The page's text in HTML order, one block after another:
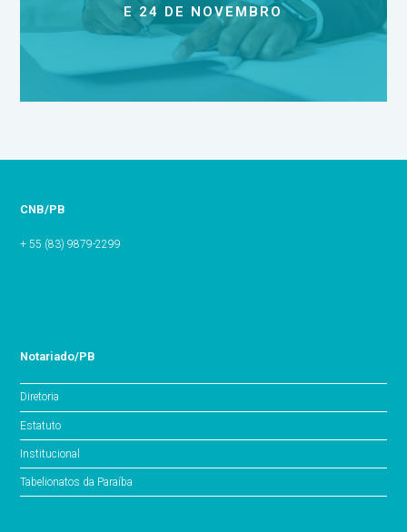
E 24 DE NOVEMBRO
CNB/PB
+ 55 (83) 9879-2299
Notariado/PB
Diretoria
Estatuto
Institucional
Tabelionatos da Paraíba